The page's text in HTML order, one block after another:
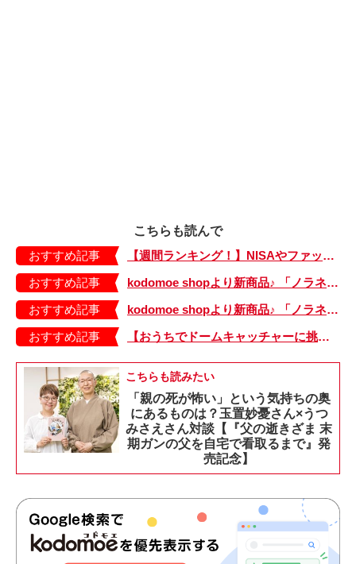
こちらも読んで
おすすめ記事
【週間ランキング！】NISAやファッションの記事がランクイン！ kodomoe web 7月19日～25日の週間TOP5★
おすすめ記事
kodomoe shopより新商品♪ 「ノラネコぐんだん」耐熱マグ3種が登場！
おすすめ記事
kodomoe shopより新商品♪ 「ノラネコぐんだん」なりきり帽子（大、小）が登場！
おすすめ記事
【おうちでドームキャッチャーに挑戦だ】アンパンマン わくわくドームキャッチャー
こちらも読みたい
「親の死が怖い」という気持ちの奥
にあるものは？玉置妙憂さん×うつ
みさえさん対談【『父の逝きざま 末
期ガンの父を自宅で看取るまで』発
売記念】